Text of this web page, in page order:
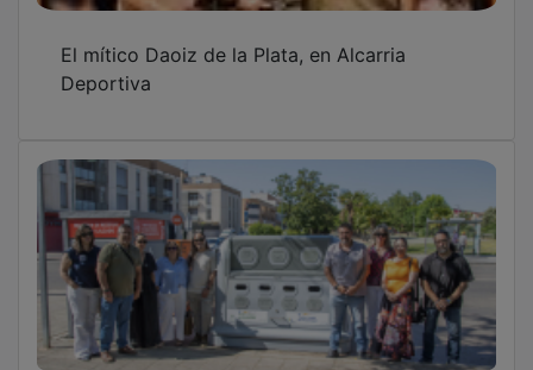
El mítico Daoiz de la Plata, en Alcarria